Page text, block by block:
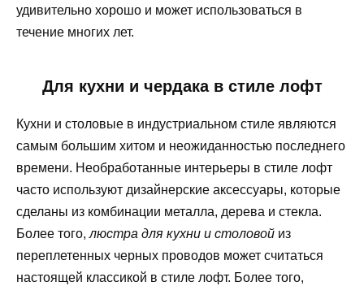
удивительно хорошо и может использоваться в
течение многих лет.
Для кухни и чердака в стиле лофт
Кухни и столовые в индустриальном стиле являются
самым большим хитом и неожиданностью последнего
времени. Необработанные интерьеры в стиле лофт
часто используют дизайнерские аксессуары, которые
сделаны из комбинации металла, дерева и стекла.
Более того, люстра для кухни и столовой из
переплетенных черных проводов может считаться
настоящей классикой в стиле лофт. Более того,